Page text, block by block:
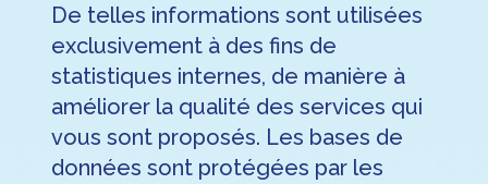
De telles informations sont utilisées
exclusivement à des fins de
statistiques internes, de manière à
améliorer la qualité des services qui
vous sont proposés. Les bases de
données sont protégées par les